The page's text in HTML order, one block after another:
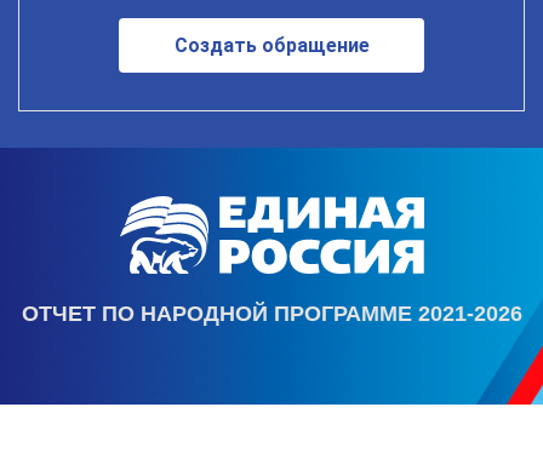
Создать обращение
ОТЧЕТ ПО НАРОДНОЙ ПРОГРАММЕ 2021-2026